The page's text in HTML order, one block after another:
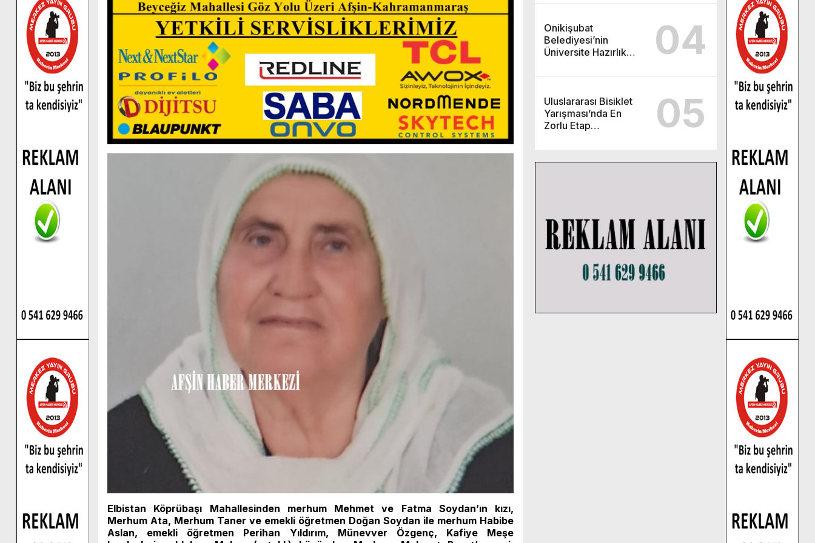
Onikişubat
Belediyesi’nin
Üniversite Hazırlık
04
Uluslararası Bisiklet
Yarışması’nda En
Zorlu Etap
05
Elbistan Köprübaşı Mahallesinden merhum Mehmet ve Fatma Soydan’ın kızı,
Merhum Ata, Merhum Taner ve emekli öğretmen Doğan Soydan ile merhum Habibe
Aslan, emekli öğretmen Perihan Yıldırım, Münevver Özgenç, Kafiye Meşe